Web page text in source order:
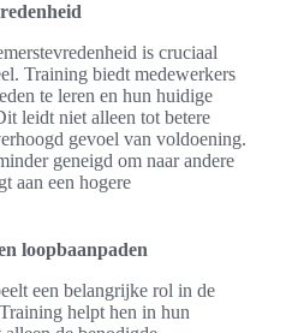
is cruciaal
Training biedt medewerkers
te leren en hun huidige
leidt niet alleen tot betere
gevoel van voldoening.
geneigd om naar andere
aan een hogere
loopbaanpaden
een belangrijke rol in de
helpt hen in hun